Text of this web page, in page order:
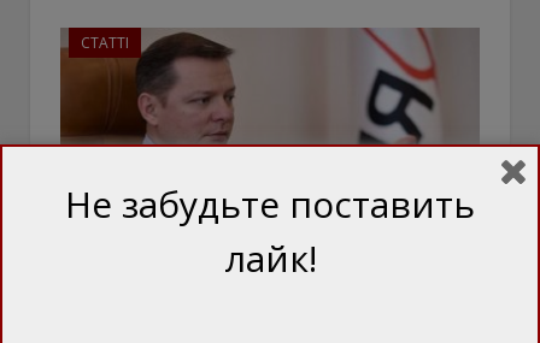
СТАТТІ
Посольство в Иерусалиме:
Не забудьте поставить
лайк!